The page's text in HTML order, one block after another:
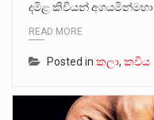
දමිළ කිවියන් අගයමින්මහා
READ MORE
Posted in කලා, කවිය